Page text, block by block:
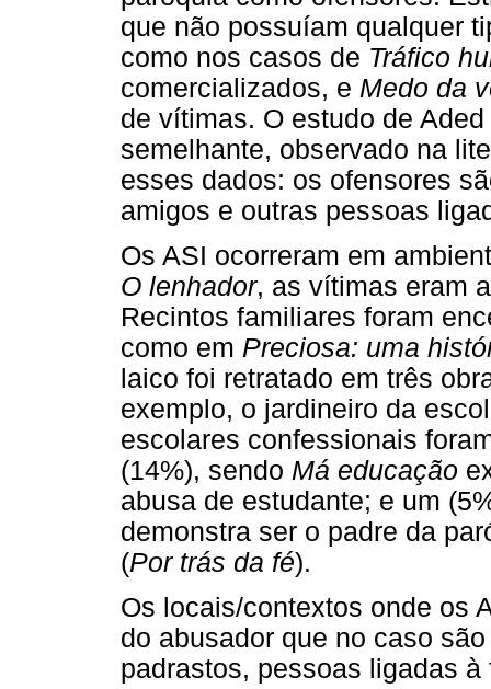
que não possuíam qualquer
como nos casos de Tráfico
comercializados, e Medo da
de vítimas. O estudo de Aded
semelhante, observado na
esses dados: os ofensores
amigos e outras pessoas
Os ASI ocorreram em
O lenhador, as vítimas eram
Recintos familiares foram
como em Preciosa: uma
laico foi retratado em três
exemplo, o jardineiro da
escolares confessionais
(14%), sendo Má educação
abusa de estudante; e um
demonstra ser o padre da
(Por trás da fé).
Os locais/contextos onde os
do abusador que no caso
padrastos, pessoas ligadas